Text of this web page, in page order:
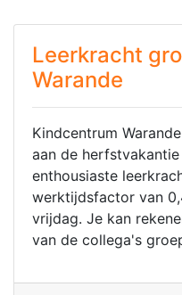
Leerkracht
Warande
Kindcentrum
aan de
enthousiaste
werktijdsfactor van
vrijdag. Je kan
van de collega's